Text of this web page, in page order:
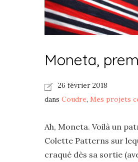
Moneta,
26 février 2018
dans Coudre, Mes projets
Ah, Moneta. Voilà un
Colette Patterns sur
craqué dès sa sortie